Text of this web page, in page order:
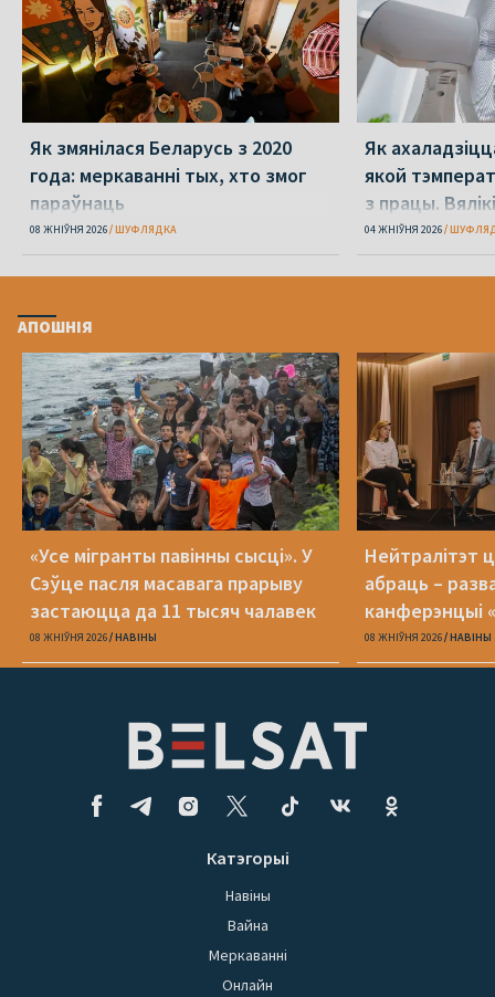
Як змянілася Беларусь з 2020
года: меркаванні тых, хто змог
параўнаць
08 ЖНІЎНЯ 2026 ШУФЛЯДКА
Як
якой
з працы.
перажыць
04 ЖНІЎНЯ 2026
АПОШНІЯ
«Усе мігранты павінны сысці». У
Сэўце пасля масавага прарыву
застаюцца да 11 тысяч чалавек
08 ЖНІЎНЯ 2026 НАВІНЫ
Нейтралітэт
абраць –
канферэнцыі
08 ЖНІЎНЯ 2026 НАВІНЫ
Катэгорыі
Навіны
Вайна
Меркаванні
Онлайн